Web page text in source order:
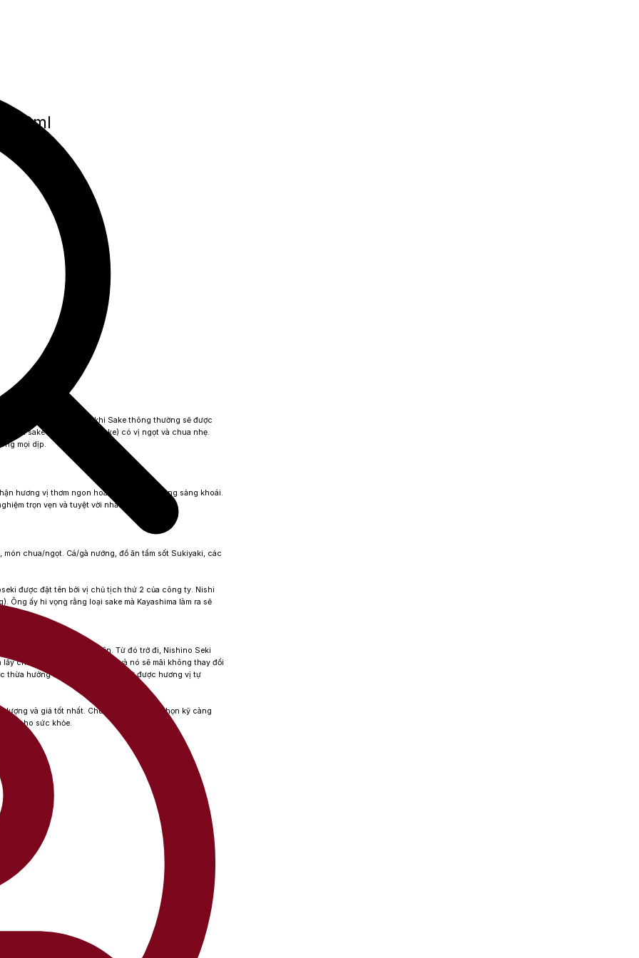
300ml
quy trình lọc nào trong khi Sake thông thường sẽ được
là sake tươi hay namasake) có vị ngọt và chua nhẹ.
mọi dịp.
hương vị thơm ngon hoà quyện và vô cùng sảng khoái.
trọn vẹn và tuyệt vời nhất.
chua/ngọt. Cá/gà nướng, đồ ăn tẩm sốt Sukiyaki, các
được đặt tên bởi vị chủ tịch thứ 2 của công ty. Nishi
Ông ấy hi vọng rằng loại sake mà Kayashima làm ra sẽ
được tổ chức lần đầu tiên. Từ đó trở đi, Nishino Seki
chất lượng làm nguyên tắc và nó sẽ mãi không thay đổi
thừa hưởng từ bao đời và luôn giữ được hương vị tự
lượng và giá tốt nhất. Chúng tôi luôn lựa chọn kỹ càng
tốt cho sức khỏe.